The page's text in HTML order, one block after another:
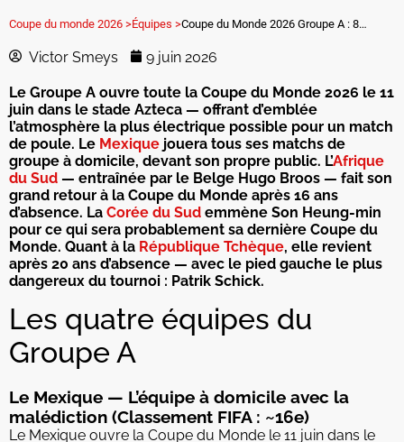
Coupe du monde 2026 >Équipes > Coupe du Monde 2026 Groupe A : 87 500 fans dans l’Azteca — Mais qui va se qualifier ?
Victor Smeys 9 juin 2026
Le Groupe A ouvre toute la Coupe du Monde 2026 le 11
juin dans le stade Azteca — offrant d’emblée
l’atmosphère la plus électrique possible pour un match
de poule. Le Mexique jouera tous ses matchs de
groupe à domicile, devant son propre public. L’Afrique
du Sud — entraînée par le Belge Hugo Broos — fait son
grand retour à la Coupe du Monde après 16 ans
d’absence. La Corée du Sud emmène Son Heung-min
pour ce qui sera probablement sa dernière Coupe du
Monde. Quant à la République Tchèque, elle revient
après 20 ans d’absence — avec le pied gauche le plus
dangereux du tournoi : Patrik Schick.
Les quatre équipes du
Groupe A
Le Mexique — L’équipe à domicile avec la
malédiction (Classement FIFA : ~16e)
Le Mexique ouvre la Coupe du Monde le 11 juin dans le